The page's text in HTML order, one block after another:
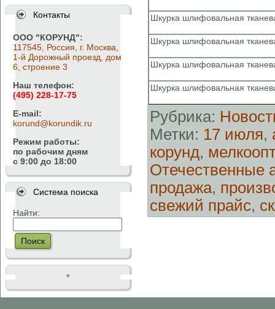
Контакты
ООО "КОРУНД":
117545, Россия, г. Москва,
1-й Дорожный проезд, дом
6, строение 3
Наш телефон:
(495) 228-17-75
E-mail:
korund@korundik.ru
Режим работы:
по рабочим дням
с 9:00 до 18:00
Система поиска
Найти:
Поиск
*
Шкурка шлифовальная
Шкурка шлифовальная
Шкурка шлифовальная
Шкурка шлифовальная
Рубрика:
Метки: 17 июля,
корунд,
Отечественные
продажа,
свежий прайс,